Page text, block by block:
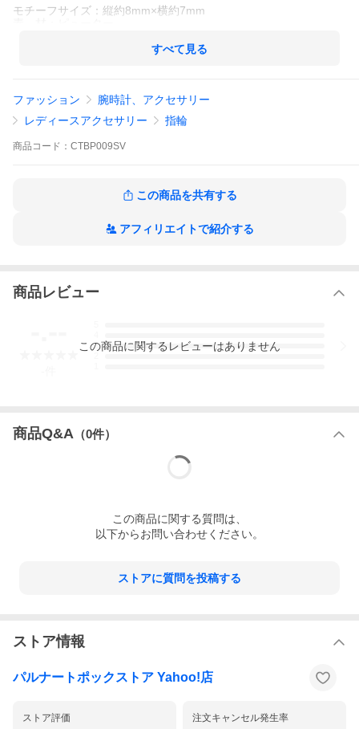
モチーフサイズ：縦約8mm×横約7mm
また、着用後の返品は承りかねますので、ご了承ください。
※こちらの商品はパーツごとにお送りいたします。組み立てはお
客様ご自身で行っていただく形となっております。
※こちらの商品はパーツごとにお送りいたします。組み立てはお
すべて見る
ファッション
腕時計、アクセサリー
レディースアクセサリー
指輪
商品 コード： CTBP009SV
この商品を共有する
アフィリエイトで紹介する
商品レビュー
3
この商品に関するレビューはありません
商品Q&A （0件）
この商品に関する質問は、
以下からお問い合わせください。
ストアに質問を投稿する
ストア情報
パルナートポックストア Yahoo!店
ストア評価 注文キャンセル発生率